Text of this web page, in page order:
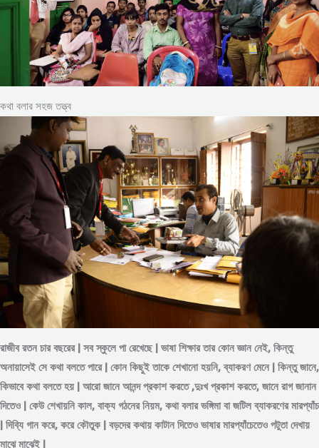
কথা বলার সহজ তত্ত্ব
রাজীব রতন চার বছরের | সব স্কুলে পা রেখেছে | ভাষা শিক্ষার তার কোন জ্ঞান নেই, কিন্তু
অনায়াসেই সে কথা বলতে পারে | কোন কিছুই তাকে শেখানো হয়নি, ব্যাকরণ মেনে | কিন্তু জানে,
কিভাবে কথা বলতে হয় | আরো জানে আনন্দ প্রকাশ করতে ,দুঃখ প্রকাশ করতে, জানে রাগ জানান
দিতেও | কেউ শেখায়নি কাল, বাক্য গঠনের নিয়ম, কথা বলার ভঙ্গিমা বা জটিল ব্যাকরণের মারপ্যাঁচ
| দিব্যি গান করে, করে কৌতুক | বড়দের কথায় কাটান দিতেও ভাষার মারপ্যাঁচেতেও পটুতা দেখায়
মাঝে মাঝেই |